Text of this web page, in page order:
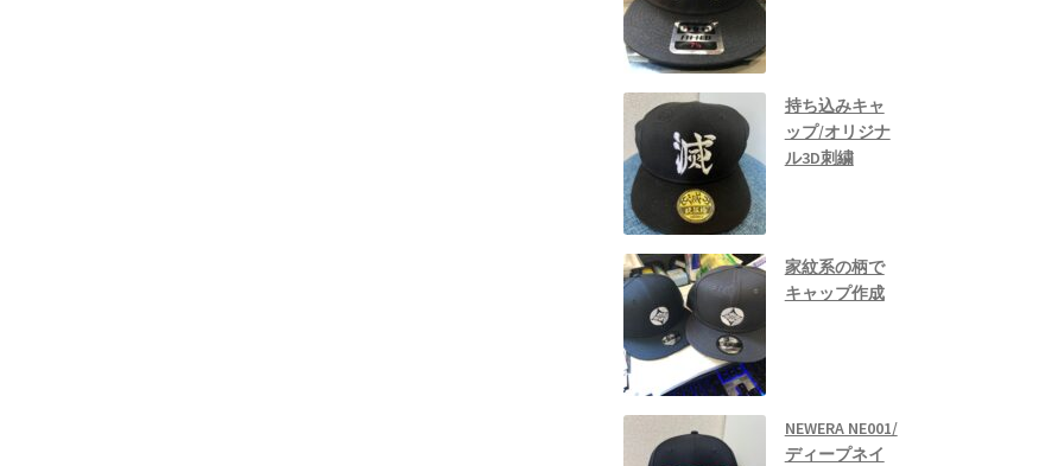
持ち込みキャ
ップ/オリジナ
ル3D刺繍
家紋系の柄で
キャップ作成
NEWERA NE001/
ディープネイ